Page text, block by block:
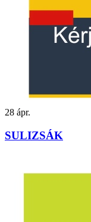
28 ápr.
SULIZSÁK